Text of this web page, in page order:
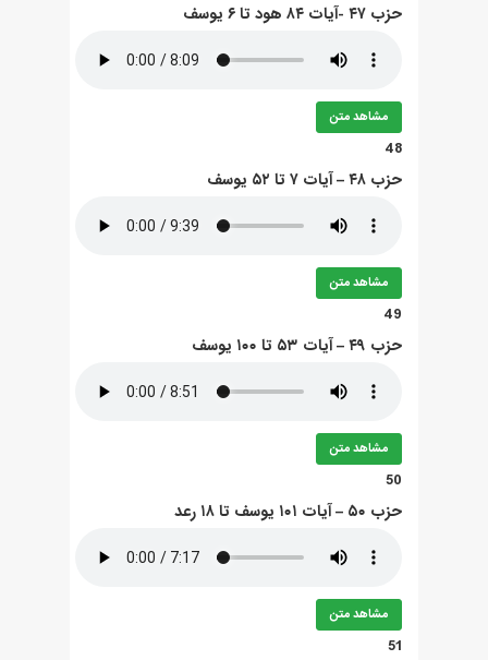
حزب ۴۷ -آيات ۸۴ هود تا ۶ يوسف
مشاهد متن
48
حزب ۴۸ – آيات ۷ تا ۵۲ يوسف
مشاهد متن
49
حزب ۴۹ – آيات ۵۳ تا ۱۰۰ يوسف
مشاهد متن
50
حزب ۵۰ – آيات ۱۰۱ يوسف تا ۱۸ رعد
مشاهد متن
51